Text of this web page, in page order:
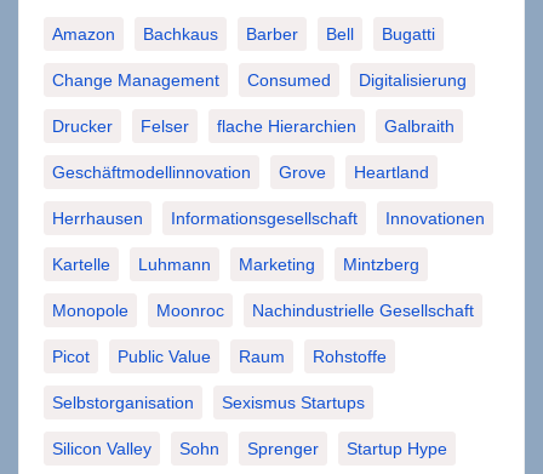
Amazon Bachkaus Barber Bell Bugatti
Change Management Consumed Digitalisierung
Drucker Felser flache Hierarchien Galbraith
Geschäftmodellinnovation Grove Heartland
Herrhausen Informationsgesellschaft Innovationen
Kartelle Luhmann Marketing Mintzberg
Monopole Moonroc Nachindustrielle Gesellschaft
Picot Public Value Raum Rohstoffe
Selbstorganisation Sexismus Startups
Silicon Valley Sohn Sprenger Startup Hype